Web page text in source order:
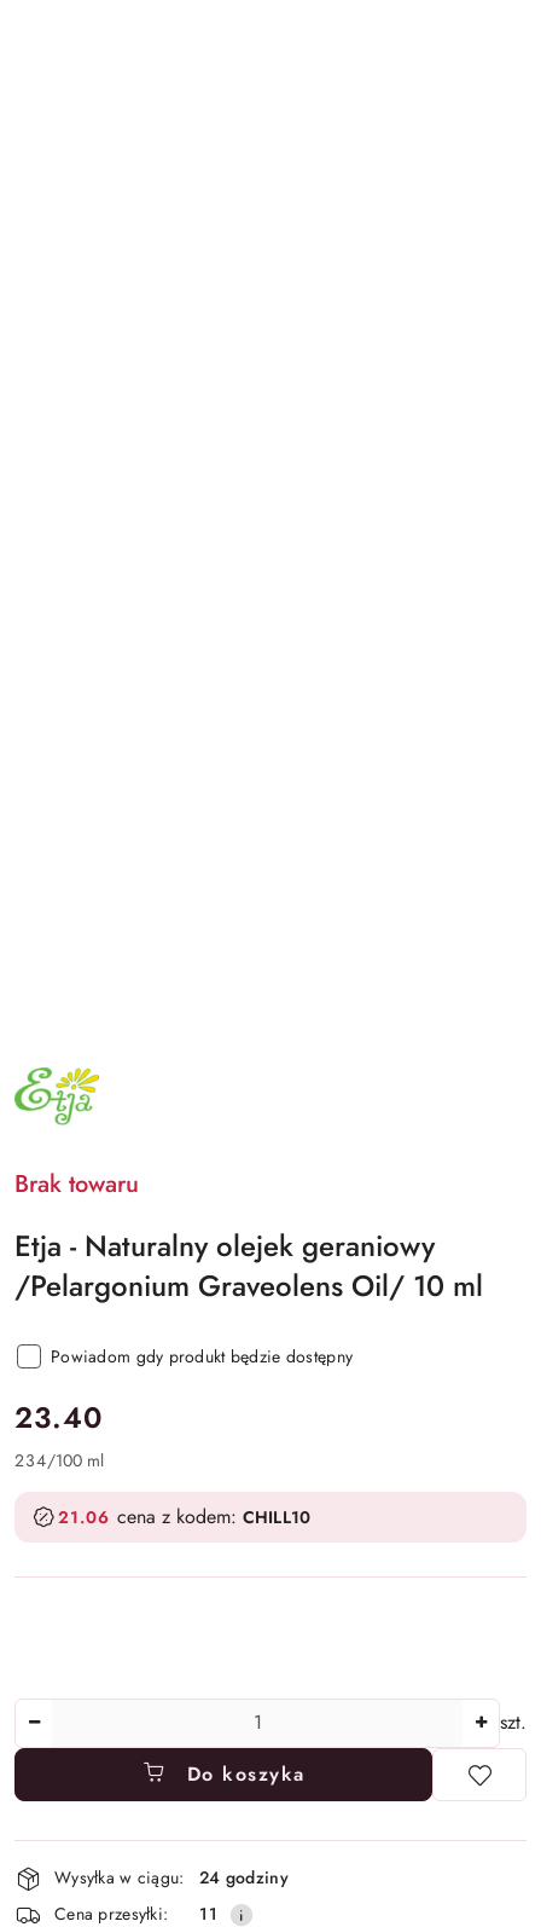
PRODUCENTA:
ETJA
Brak towaru
Etja - Naturalny olejek geraniowy
/Pelargonium Graveolens Oil/ 10 ml
Powiadom gdy produkt będzie dostępny
cena:
23.40
234/100 ml
21.06 cena z kodem: CHILL10
szt.
Do koszyka
Dostępność
i
Wysyłka w ciągu:
24 godziny
Cena przesyłki:
11